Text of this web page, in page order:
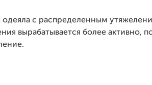
одеяла с распределенным
вырабатывается более активно,